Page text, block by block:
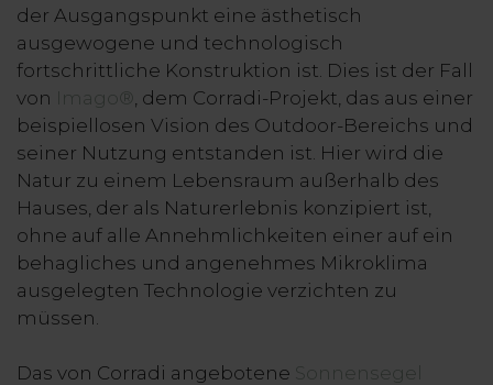
der Ausgangspunkt eine ästhetisch
ausgewogene und technologisch
fortschrittliche Konstruktion ist. Dies ist der Fall
von
Imago®
, dem Corradi-Projekt, das aus einer
beispiellosen Vision des Outdoor-Bereichs und
seiner Nutzung entstanden ist. Hier wird die
Natur zu einem Lebensraum außerhalb des
Hauses, der als Naturerlebnis konzipiert ist,
ohne auf alle Annehmlichkeiten einer auf ein
behagliches und angenehmes Mikroklima
ausgelegten Technologie verzichten zu
müssen.
Das von Corradi angebotene
Sonnensegel